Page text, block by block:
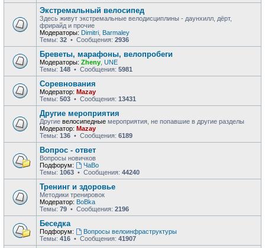
Экстремальный велосипед
Здесь живут экстремальные велодисциплины - даунхилл, дёрт,
фрирайд и прочие
Модераторы: Dimitri Barmaley
Темы: 32 • Сообщения: 2936
Бреветы, марафоны, велопробеги
Модераторы: Zheny UNE
Темы: 148 • Сообщения: 5981
Соревнования
Модератор: Mazay
Темы: 503 • Сообщения: 13431
Другие мероприятия
Другие велосипедные мероприятия, не попавшие в другие разделы
Модератор: Mazay
Темы: 136 • Сообщения: 6189
Вопрос - ответ
Вопросы новичков
Подфорум:
ЧаВо
Темы: 1063 • Сообщения: 44240
Тренинг и здоровье
Методики тренировок
Модератор: BoBka
Темы: 79 • Сообщения: 2196
Беседка
Подфорум:
Вопросы велоинфраструктуры
Темы: 416 • Сообщения: 41907